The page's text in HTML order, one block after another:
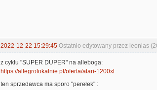
2022-12-22 15:29:45 Ostatnio edytowany przez leonlas
z cyklu "SUPER DUPER" na alleboga:
https://allegrolokalnie.pl/oferta/atari-1200xl
ten sprzedawca ma sporo "perełek" :